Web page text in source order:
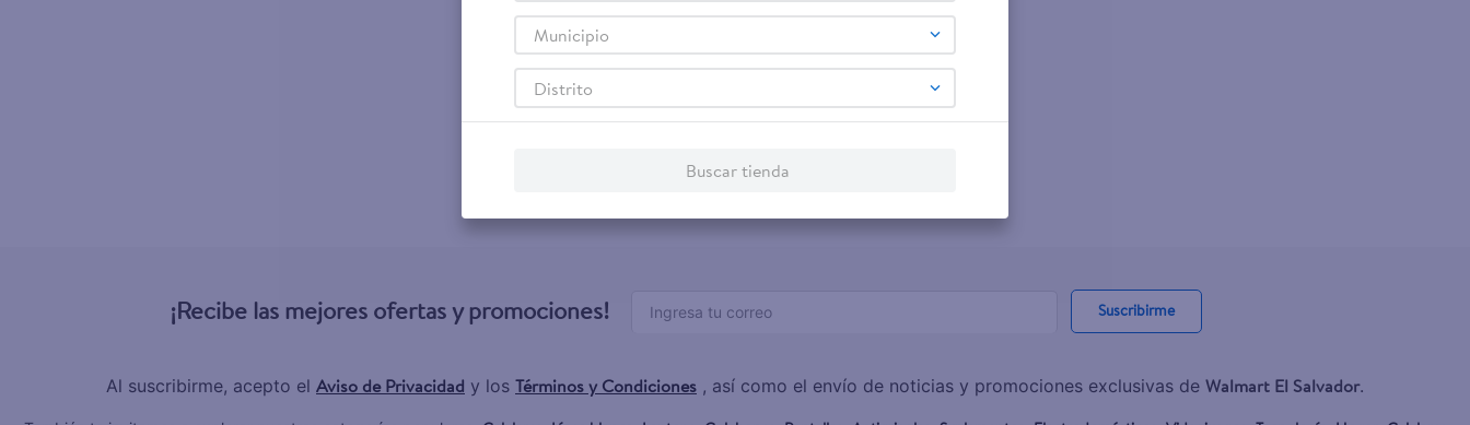
¡Recibe las mejores ofertas y promociones! Suscribirme
Al suscribirme, acepto el Aviso de Privacidad y los Términos y Condiciones , así como el envío de noticias y promociones exclusivas de Walmart El Salvador.
Municipio
Distrito
Buscar tienda